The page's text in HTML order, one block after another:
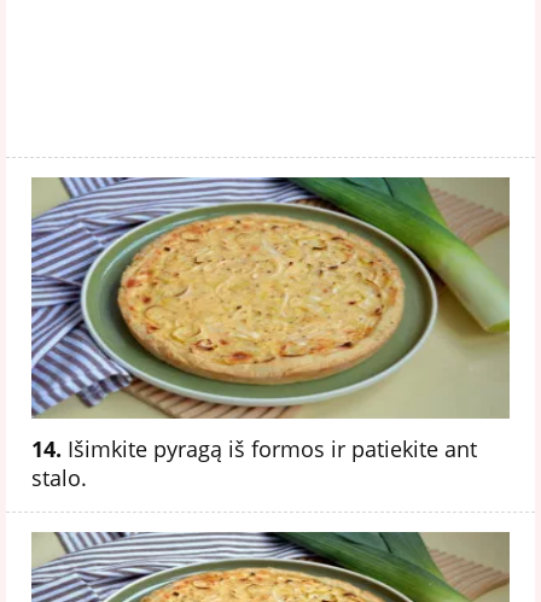
14. Išimkite pyragą iš formos ir patiekite ant
stalo.